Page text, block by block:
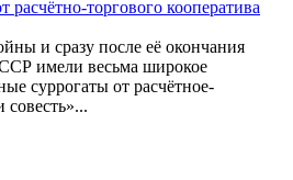
и сразу после её окончания
имели весьма широкое
суррогаты от расчётное-
совесть»...